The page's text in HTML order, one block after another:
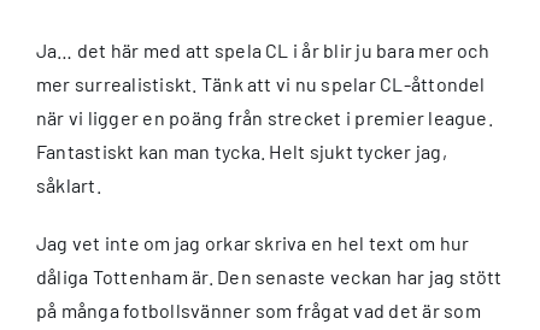
Ja… det här med att spela CL i år blir ju bara mer och
mer surrealistiskt. Tänk att vi nu spelar CL-åttondel
när vi ligger en poäng från strecket i premier league.
Fantastiskt kan man tycka. Helt sjukt tycker jag,
såklart.
Jag vet inte om jag orkar skriva en hel text om hur
dåliga Tottenham är. Den senaste veckan har jag stött
på många fotbollsvänner som frågat vad det är som